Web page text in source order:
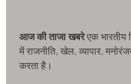
आज की ताजा खबरेएक भारतीय
में राजनीति, खेल, व्यापार,
करता है।